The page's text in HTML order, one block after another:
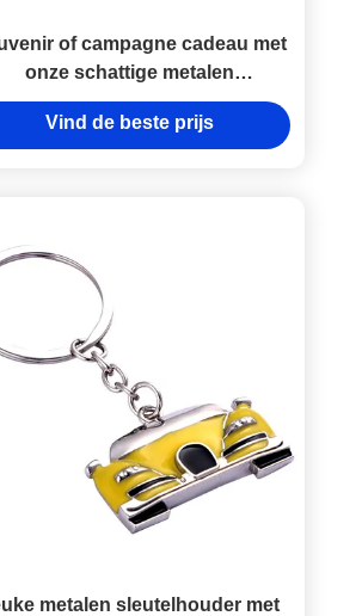
of campagne cadeau met
onze schattige metalen
sleutelhanger Duurzaam
en gepersonaliseerd
Vind de beste prijs
metalen sleutelhouder met